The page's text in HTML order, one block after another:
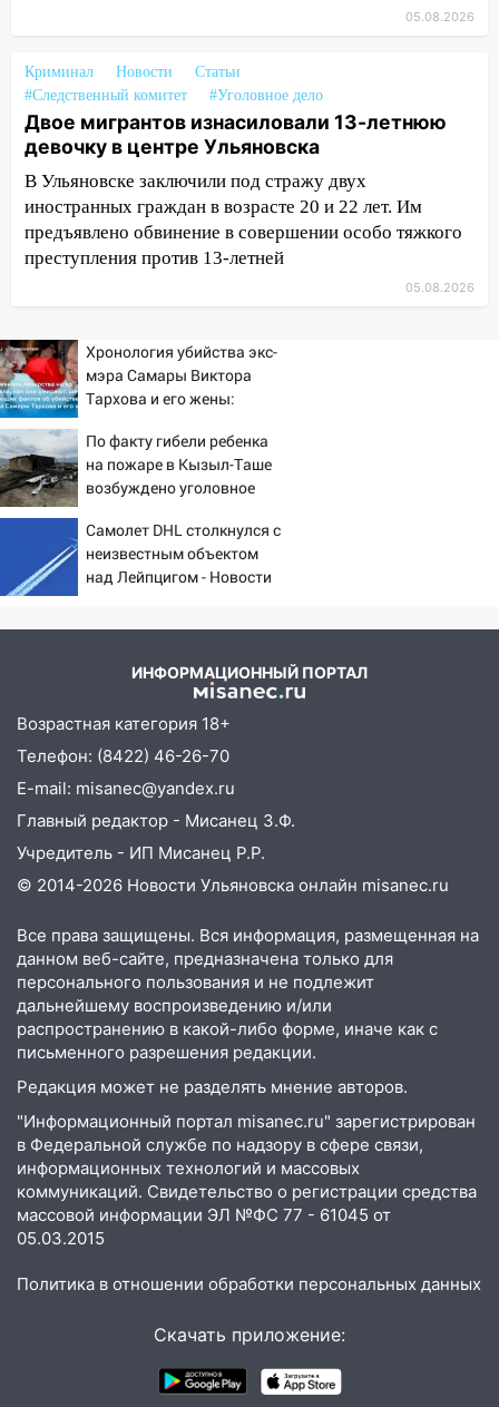
Вынесли приговор дебоширам,
08:27 Ульяновская полиция получила
один из шести уникальных автомобилей
в России
07:02 Жара отступит: какой будет
погода в Ульяновске днем 5 августа
06:10
Двое мигрантов изнасиловали 13-
летнюю девочку в центре Ульяновска
мешок и попытались утопить в Волге
05:30
Астрологи назвали самый
опасный день августа: что ждет каждый
знак 5 августа
04.08.2026
23:27
Прокуратура проверяет
капремонт школы в посёлке Налейка
22:33
Прокуратура проверяет
спортивные объекты в Старой Майне
21:01 Ульяновцев приглашают сдать
Ульяновская область девятую
неделю подряд удерживает самые
низкие цены на подсолнечное масло
19:33 Коровы-рекордсменки: в
Ульяновской области выросли надои
молока
18:20 В Ульяновской области до конца
года благоустроят 20 родников
17:27 В Ульяновской области 114 детей-
сирот получили жильё с начала года
16:43 Дорожный сезон перевалил за
экватор: в Ульяновской области
обновили половину региональных трасс
16:31
В Ульяновской области
капитально отремонтируют 101
многоквартирный дом
16:30 Прогноз погоды в Ульяновской
области на 5 августа
16:20 В Сурском районе сёла оказались
не защищены от лесных пожаров
16-м этаже в Ульяновске
Прокуратура потребовала
05.08.2026
Криминал Новости
Статьи
#Следственный комитет
#Уголовное дело
Двое мигрантов изнасиловали 13-летнюю
девочку в центре Ульяновска
В Ульяновске заключили под стражу двух
иностранных граждан в возрасте 20 и 22 лет. Им
предъявлено обвинение в совершении особо тяжкого
преступления против 13-летней
05.08.2026
Хронология убийства экс-
мэра Самары Виктора
Тархова и его жены:
фактов, новые
подробности
По факту гибели ребенка
на пожаре в Кызыл-Таше
возбуждено уголовное
Самолет DHL столкнулся с
неизвестным объектом
над Лейпцигом - Новости
ИНФОРМАЦИОННЫЙ ПОРТАЛ
Возрастная категория 18+
Телефон: (8422) 46-26-70
E-mail: misanec@yandex.ru
Главный редактор - Мисанец З.Ф.
Учредитель - ИП Мисанец Р.Р.
© 2014-2026 Новости Ульяновска онлайн misanec.ru
Все права защищены. Вся информация, размещенная на
данном веб-сайте, предназначена только для
персонального пользования и не подлежит
дальнейшему воспроизведению и/или
распространению в какой-либо форме, иначе как с
письменного разрешения редакции.
Редакция может не разделять мнение авторов.
"Информационный портал misanec.ru" зарегистрирован
в Федеральной службе по надзору в сфере связи,
информационных технологий и массовых
коммуникаций. Свидетельство о регистрации средства
массовой информации ЭЛ №ФС 77 - 61045 от
05.03.2015
Политика в отношении обработки персональных данных
Скачать приложение: